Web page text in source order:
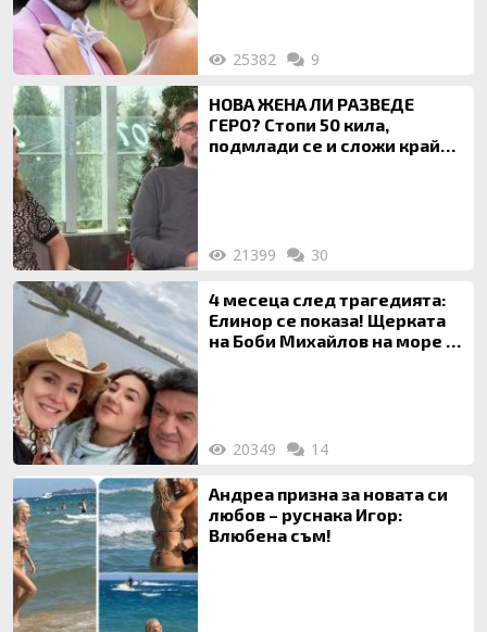
25382 9
НОВА ЖЕНА ЛИ РАЗВЕДЕ
ГЕРО? Стопи 50 кила,
подмлади се и сложи край
21399 30
4 месеца след трагедията:
Елинор се показа! Щерката
на Боби Михайлов на море с
20349 14
Андреа призна за новата си
любов – руснака Игор:
Влюбена съм!